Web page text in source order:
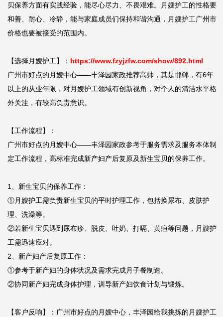
贝保养方面有实践经验，能尽心尽力、不畏艰难。月嫂护工的性格要
和善、耐心、冷静，能与家庭成员们保持和谐沟通，月嫂护工广州市
价格也要被接受的范围内。
【选择月嫂护工】： https://www.fzyjzfw.com/show/892.html
广州市好点的月嫂中心——丰泽园家政推荐高帅，其是邯郸，有6年
以上的从业年限，对月嫂护工领域有创新视角，对个人的清洁水平格
外关注，有较高负责意识。
【工作流程】：
广州市好点的月嫂中心——丰泽园家政参考于服务需求及服务本体制
定工作流程，高标准完成新产妇产后复原及新生宝贝的保养工作。
1、新生宝贝的保养工作：
①月嫂护工需负责新生宝贝的平时护理工作，包括换尿布、皮肤护
理、洗澡等。
②若新生宝贝遇到尿布疹、脱皮、吐奶、打嗝、黄疸等问题，月嫂护
工需迅速应对。
2、新产妇产后复原工作：
①参考于新产妇的身体状况及需求完成月子餐制造。
②协同新产妇完成身体护理，训导新产妇饮食计划与锻炼。
【客户反响】：广州市好点的月嫂中心，丰泽园给我挑拣的月嫂护工